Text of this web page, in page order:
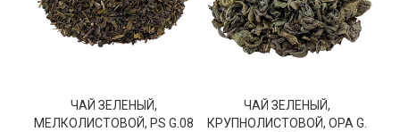
ЧАЙ ЗЕЛЕНЫЙ,
МЕЛКОЛИСТОВОЙ, PS G.08
ЧАЙ ЗЕЛЕНЫЙ,
КРУПНОЛИСТОВОЙ, OPA G.